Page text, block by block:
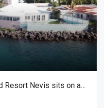
The Pinneys Beach Hotel and Resort Nevis sits on a 4 mile long beach